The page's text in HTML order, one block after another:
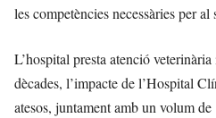
les competències necessàries per
L’hospital presta atenció
dècades, l’impacte de l’Hospital
atesos, juntament amb un volum